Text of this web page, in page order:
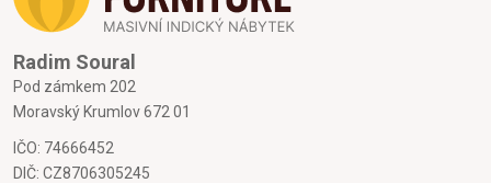
Radim Soural
Pod zámkem 202
Moravský Krumlov 672 01
IČO: 74666452
DIČ: CZ8706305245